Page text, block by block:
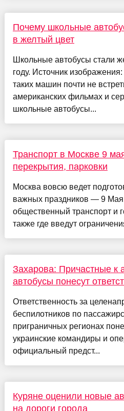
Почему школьные
в желтый цвет
Школьные автобусы стали
году. Источник
таких машин почти не
американских фильмах и
школьные автобусы...
Транспорт в Москве 9
перекрытия, парковки
Москва вовсю ведет
важных праздников — 9 Мая.
общественный транспорт и
также где введут
Захарова: Причастные к
автобусы понесут
Ответственность за
беспилотников по
приграничных регионах
украинские командиры и
официальный предст...
Куряне оценили новые
на дороги города